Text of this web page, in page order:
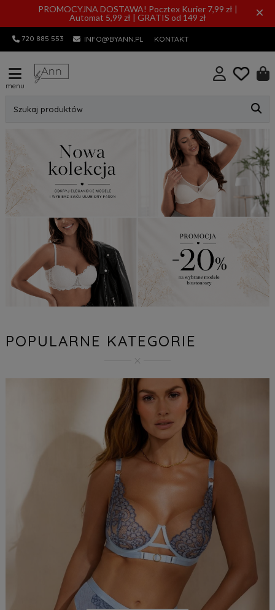
PROMOCYJNA DOSTAWA! Pocztex Kurier 7,99 zł |
Automat 5,99 zł | GRATIS od 149 zł
×
720 885 553 INFO@BYANN.PL KONTAKT
menu
Szukaj produktów
POPULARNE KATEGORIE